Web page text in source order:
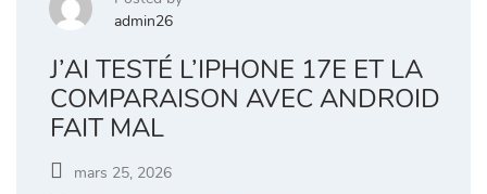
admin26
J’AI TESTÉ L’IPHONE 17E ET LA
COMPARAISON AVEC ANDROID
FAIT MAL
mars 25, 2026